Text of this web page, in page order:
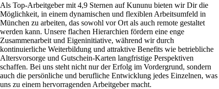
Als Top-Arbeitgeber mit 4,9 Sternen auf Kununu bieten wir Dir die
Möglichkeit, in einem dynamischen und flexiblen Arbeitsumfeld in
München zu arbeiten, das sowohl vor Ort als auch remote gestaltet
werden kann. Unsere flachen Hierarchien fördern eine enge
Zusammenarbeit und Eigeninitiative, während wir durch
kontinuierliche Weiterbildung und attraktive Benefits wie betriebliche
Altersvorsorge und Gutschein-Karten langfristige Perspektiven
schaffen. Bei uns steht nicht nur der Erfolg im Vordergrund, sondern
auch die persönliche und berufliche Entwicklung jedes Einzelnen, was
uns zu einem hervorragenden Arbeitgeber macht.